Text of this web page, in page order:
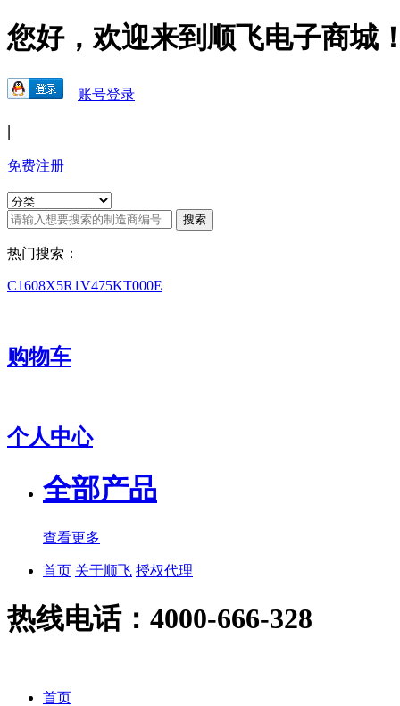
您好，欢迎来到顺飞电子商城
账号登录
|
免费注册
热门搜索：
C1608X5R1V475KT000E
购物车
个人中心
全部产品
查看更多
首页 关于顺飞 授权代理
热线电话：4000-666-328
首页